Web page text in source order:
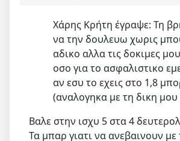
Χάρης Κρήτη έγραψε: Τη
να την δουλευω χωρις
αδικο αλλα τις δοκιμες
οσο για το ασφαλιστικο
αν εσυ το εχεις στο 1,8
(αναλογηκα με τη δικη
Βαλε στην ισχυ 5 στα 4
Τα μπαρ γιατι να ανεβαινουν